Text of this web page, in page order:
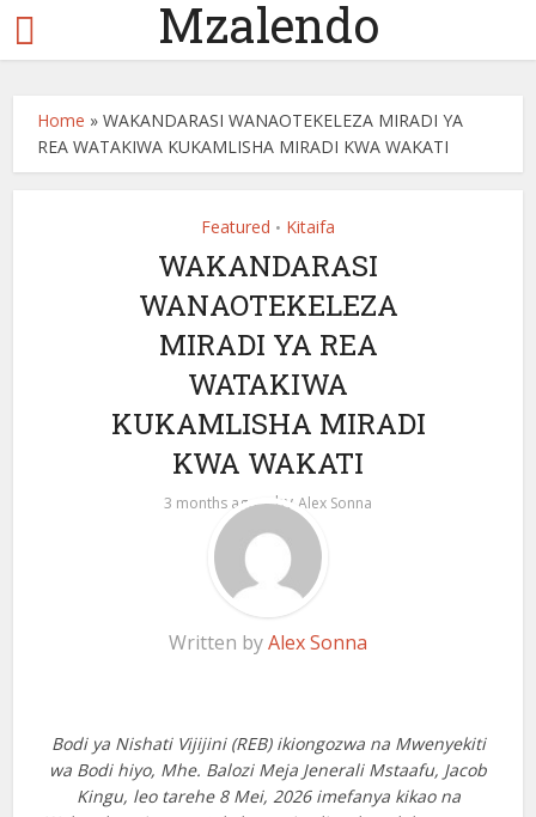
Mzalendo
Home »WAKANDARASI WANAOTEKELEZA MIRADI YA
REA WATAKIWA KUKAMLISHA MIRADI KWA WAKATI
Featured • Kitaifa
WAKANDARASI
WANAOTEKELEZA
MIRADI YA REA
WATAKIWA
KUKAMLISHA MIRADI
KWA WAKATI
3 months ago by Alex Sonna
Written byAlex Sonna
Bodi ya Nishati Vijijini (REB) ikiongozwa na Mwenyekiti
wa Bodi hiyo, Mhe. Balozi Meja Jenerali Mstaafu, Jacob
Kingu, leo tarehe 8 Mei, 2026 imefanya kikao na